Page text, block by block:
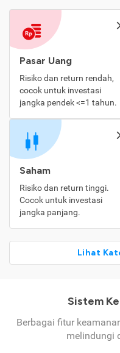
Pasar Uang
Risiko dan return rendah,
cocok untuk investasi
jangka pendek <=1 tahun.
Saham
Risiko dan return tinggi.
Cocok untuk investasi
jangka panjang.
Lihat
Sistem
Berbagai fitur
melindungi